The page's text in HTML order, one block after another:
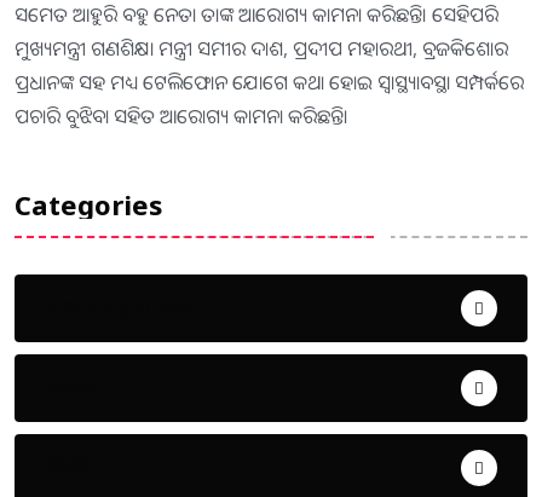
ସମେତ ଆହୁରି ବହୁ ନେତା ତାଙ୍କ ଆରୋଗ୍ୟ କାମନା କରିଛନ୍ତି। ସେହିପରି
ମୁଖ୍ୟମନ୍ତ୍ରୀ ଗଣଶିକ୍ଷା ମନ୍ତ୍ରୀ ସମୀର ଦାଶ, ପ୍ରଦୀପ ମହାରଥୀ, ବ୍ରଜକିଶୋର
ପ୍ରଧାନଙ୍କ ସହ ମଧ୍ୟ ଟେଲିଫୋନ ଯୋଗେ କଥା ହୋଇ ସ୍ବାସ୍ଥ୍ୟାବସ୍ଥା ସମ୍ପର୍କରେ
ପଚାରି ବୁଝିବା ସହିତ ଆରୋଗ୍ୟ କାମନା କରିଛନ୍ତି।
Categories